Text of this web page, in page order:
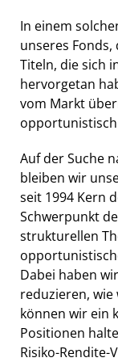
In einem
unseres
Titeln, die sich
hervorgetan
vom Markt
Auf der Suche
bleiben wir
seit 1994 Kern
Schwerpunkt
strukturellen
Dabei haben
reduzieren, wie
können wir ein
Positionen
Risiko-Rendite-